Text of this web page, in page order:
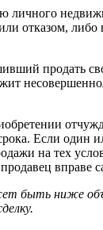
личного
отказом,
продать
Если один
на тех
вправе
быть ниже